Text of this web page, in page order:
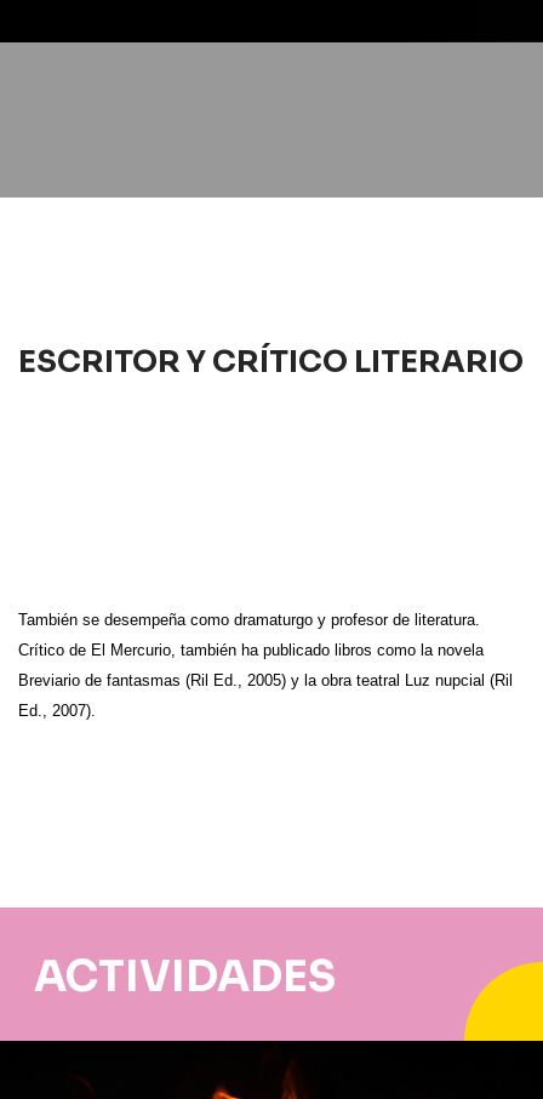
ESCRITOR Y CRÍTICO LITERARIO
También se desempeña como dramaturgo y profesor de literatura.
Crítico de El Mercurio, también ha publicado libros como la novela
Breviario de fantasmas (Ril Ed., 2005) y la obra teatral Luz nupcial (Ril
Ed., 2007).
ACTIVIDADES